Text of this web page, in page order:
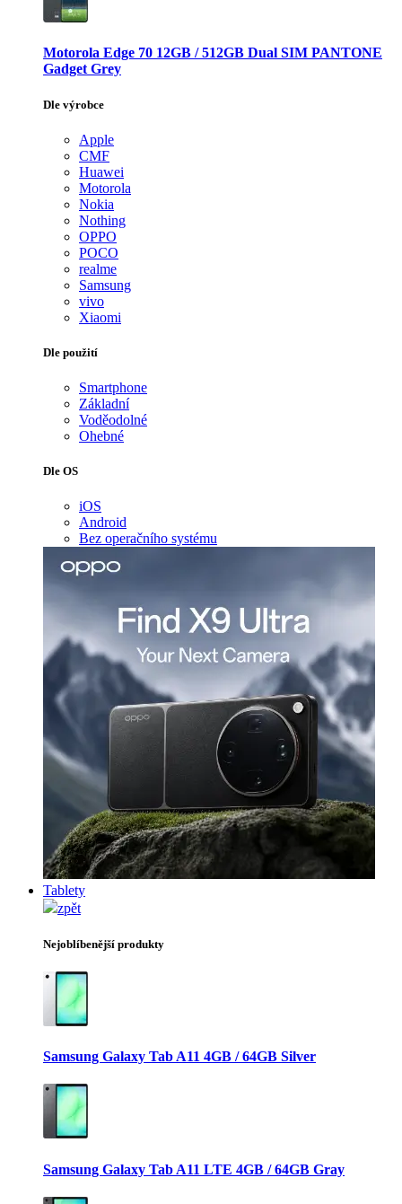
Motorola Edge 70 12GB / 512GB Dual SIM PANTONE
Gadget Grey
Dle výrobce
Apple
CMF
Huawei
Motorola
Nokia
Nothing
OPPO
POCO
realme
Samsung
vivo
Xiaomi
Dle použití
Smartphone
Základní
Voděodolné
Ohebné
Dle OS
iOS
Android
Bez operačního systému
Tablety
zpět
Nejoblíbenější produkty
Samsung Galaxy Tab A11 4GB / 64GB Silver
Samsung Galaxy Tab A11 LTE 4GB / 64GB Gray